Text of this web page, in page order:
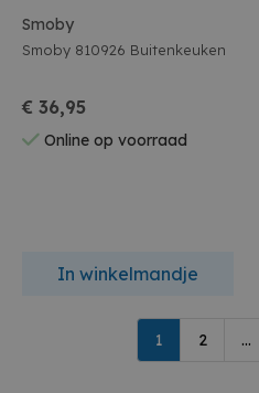
Smoby
Smoby 810926 Buitenkeuken
€ 36,95
Online op voorraad
In winkelmandje
1 2 ...